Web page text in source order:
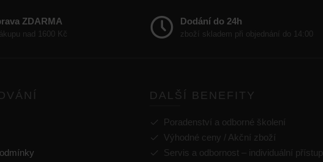
ZDARMA
nad 1600 Kč
Dodání do 24h
zboží skladem při objednání do 14:00
DALŠÍ BENEFITY
Poradenství a odborné školení
Výhodné ceny / Akční zboží
Servis a odbornost – individuální přístup